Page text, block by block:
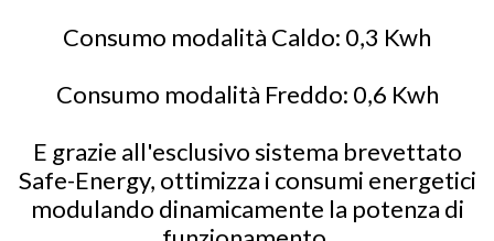
Consumo modalità Caldo: 0,3 Kwh
Consumo modalità Freddo: 0,6 Kwh
E grazie all'esclusivo sistema brevettato
Safe-Energy, ottimizza i consumi energetici
modulando dinamicamente la potenza di